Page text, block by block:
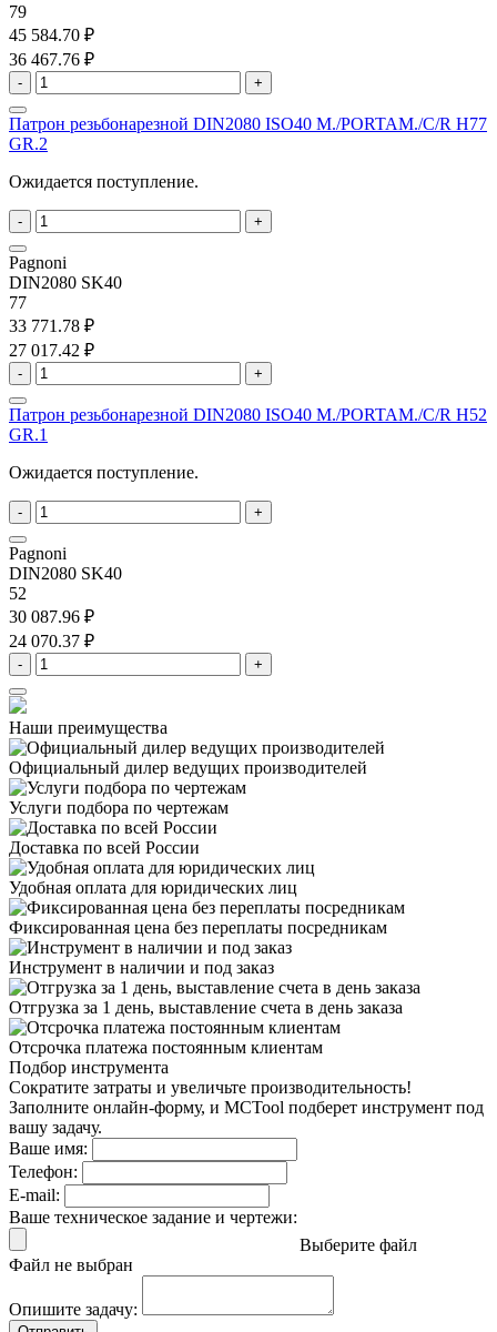
79
45 584.70 ₽
36 467.76 ₽
- +
Патрон резьбонарезной DIN2080 ISO40 M./PORTAM./C/R H77
GR.2
Ожидается поступление.
- +
Pagnoni
DIN2080 SK40
77
33 771.78 ₽
27 017.42 ₽
- +
Патрон резьбонарезной DIN2080 ISO40 M./PORTAM./C/R H52
GR.1
Ожидается поступление.
- +
Pagnoni
DIN2080 SK40
52
30 087.96 ₽
24 070.37 ₽
- +
Наши преимущества
Официальный дилер ведущих производителей
Услуги подбора по чертежам
Доставка по всей России
Удобная оплата для юридических лиц
Фиксированная цена без переплаты посредникам
Инструмент в наличии и под заказ
Отгрузка за 1 день, выставление счета в день заказа
Отсрочка платежа постоянным клиентам
Подбор инструмента
Сократите затраты и увеличьте производительность!
Заполните онлайн-форму, и MCTool подберет инструмент под
вашу задачу.
Ваше имя:
Телефон:
E-mail:
Ваше техническое задание и чертежи:
Выберите файл
Файл не выбран
Опишите задачу: